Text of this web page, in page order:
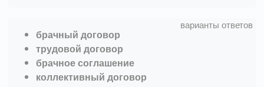
брачный договор
трудовой договор
брачное соглашение
коллективный договор